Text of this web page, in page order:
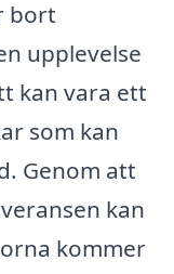
bort
upplevelse
kan vara ett
som kan
Genom att
kan
kommer